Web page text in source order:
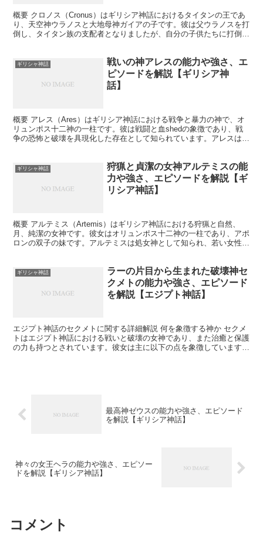
概要 クロノス（Cronus）はギリシア神話におけるタイタンの王であ
り、天空神ウラノスと大地母神ガイアの子です。彼は父ウラノスを打
倒し、タイタン族の支配者となりましたが、自分の子供たちに打倒さ
ギリシャ神話
戦いの神アレスの能力や強さ、エ
ピソードを解説【ギリシア神
話】
概要 アレス（Ares）はギリシア神話における戦争と暴力の神で、オ
リュンポス十二神の一柱です。彼は戦闘と血shedの象徴であり、戦
争の恐怖と破壊を具現化した存在として知られています。アレスはロ
ギリシャ神話
狩猟と貞潔の女神アルテミスの能
力や強さ、エピソードを解説【ギ
リシア神話】
概要 アルテミス（Artemis）はギリシア神話における狩猟と自然、
月、純潔の女神です。彼女はオリュンポス十二神の一柱であり、アポ
ロンの双子の妹です。アルテミスは処女神として知られ、若い女性や
ギリシャ神話
ラーの片目から生まれた破壊神セ
クメトの能力や強さ、エピソード
を解説【エジプト神話】
エジプト神話のセクメトに関する詳細解説 何を象徴する神か セクメ
トはエジプト神話における戦いと破壊の女神であり、また治癒と保護
の力も持つとされています。彼女は主に以下の点を象徴しています。
最高神ゼウスの能力や強さ、エピソード
を解説【ギリシア神話】
神々の女王ヘラの能力や強さ、エピソー
ドを解説【ギリシア神話】
コメント